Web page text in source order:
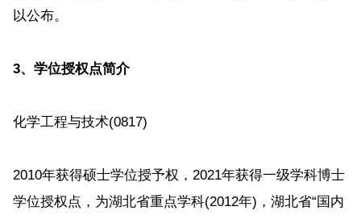
以公布。
3、学位授权点简介
化学工程与技术(0817)
2010年获得硕士学位授予权，2021年获得一级学科博士
学位授权点，为湖北省重点学科(2012年)，湖北省“国内